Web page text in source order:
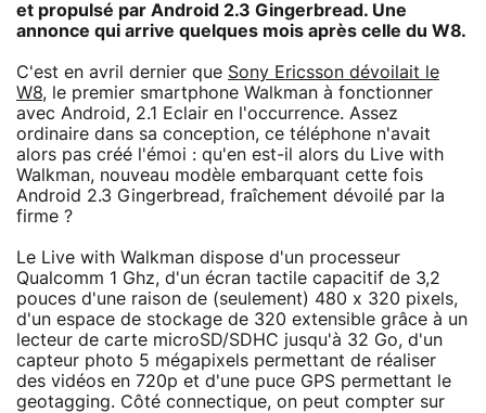
et propulsé par Android 2.3 Gingerbread. Une
annonce qui arrive quelques mois après celle du W8.
C'est en avril dernier que Sony Ericsson dévoilait le
W8, le premier smartphone Walkman à fonctionner
avec Android, 2.1 Eclair en l'occurrence. Assez
ordinaire dans sa conception, ce téléphone n'avait
alors pas créé l'émoi : qu'en est-il alors du Live with
Walkman, nouveau modèle embarquant cette fois
Android 2.3 Gingerbread, fraîchement dévoilé par la
firme ?
Le Live with Walkman dispose d'un processeur
Qualcomm 1 Ghz, d'un écran tactile capacitif de 3,2
pouces d'une raison de (seulement) 480 x 320 pixels,
d'un espace de stockage de 320 extensible grâce à un
lecteur de carte microSD/SDHC jusqu'à 32 Go, d'un
capteur photo 5 mégapixels permettant de réaliser
des vidéos en 720p et d'une puce GPS permettant le
geotagging. Côté connectique, on peut compter sur